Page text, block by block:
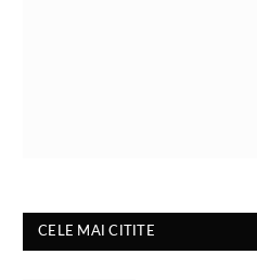
CELE MAI CITITE